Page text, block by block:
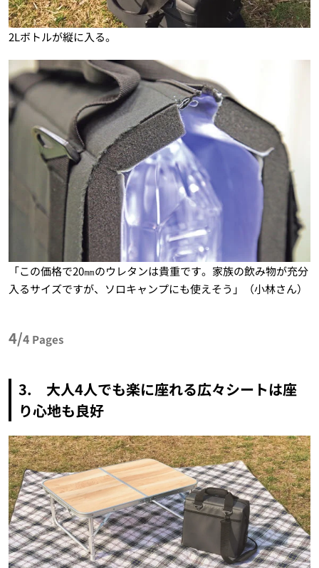
2Lボトルが縦に入る。
「この価格で20㎜のウレタンは貴重です。家族の飲み物が充分
入るサイズですが、ソロキャンプにも使えそう」（小林さん）
4/4 Pages
3. 大人4人でも楽に座れる広々シートは座
り心地も良好